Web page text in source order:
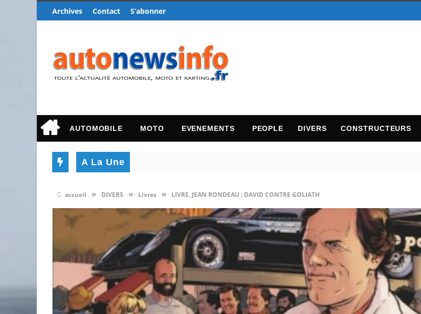
Archives Contact S’abonner
AUTOMOBILE MOTO EVENEMENTS PEOPLE DIVERS CONSTRUCTEURS
A La Une
accueil » DIVERS » Livres » LIVRE. JEAN RONDEAU : DAVID CONTRE GOLIATH